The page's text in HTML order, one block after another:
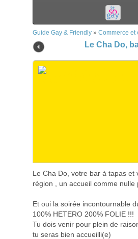
Guide Gay & Friendly » Commerce et
Le Cha Do,
Le Cha Do, votre bar à tapas
région , un accueil comme
Et oui la soirée incontournable
100% HETERO 200% FOLIE !!!
Tu dois venir pour plein de
tu seras bien accueilli(e)